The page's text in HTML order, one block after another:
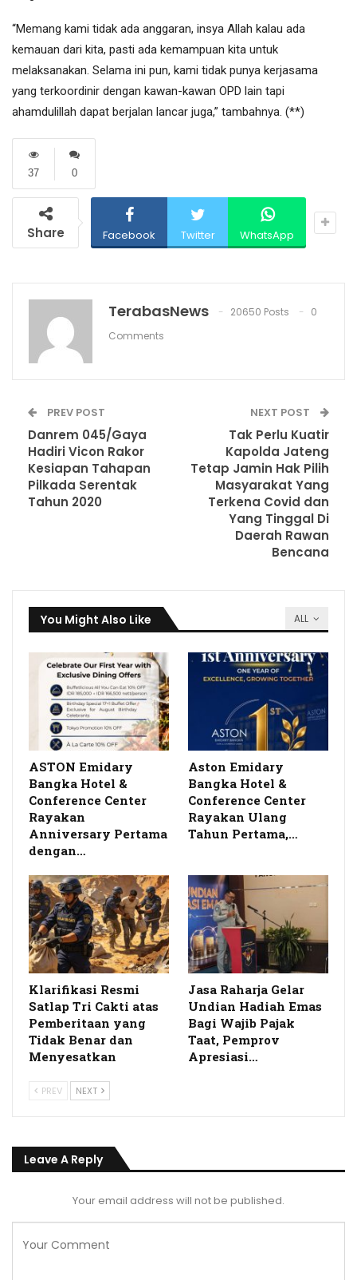
“Memang kami tidak ada anggaran, insya Allah kalau ada
kemauan dari kita, pasti ada kemampuan kita untuk
melaksanakan. Selama ini pun, kami tidak punya kerjasama
yang terkoordinir dengan kawan-kawan OPD lain tapi
ahamdulillah dapat berjalan lancar juga,” tambahnya. (**)
0
37
Share Facebook Twitter WhatsApp
TerabasNews 20650 Posts
0
Comments
PREV POST
Danrem 045/Gaya
Hadiri Vicon Rakor
Kesiapan Tahapan
Pilkada Serentak
Tahun 2020
NEXT POST
Tak Perlu Kuatir
Kapolda Jateng
Tetap Jamin Hak Pilih
Masyarakat Yang
Terkena Covid dan
Yang Tinggal Di
Daerah Rawan
Bencana
ALL
You Might Also Like
ASTON Emidary
Bangka Hotel &
Conference Center
Rayakan
Anniversary Pertama
dengan…
Aston Emidary
Bangka Hotel &
Conference Center
Rayakan Ulang
Tahun Pertama,…
Klarifikasi Resmi
Satlap Tri Cakti atas
Pemberitaan yang
Tidak Benar dan
Menyesatkan
Jasa Raharja Gelar
Undian Hadiah Emas
Bagi Wajib Pajak
Taat, Pemprov
Apresiasi…
PREV NEXT
Leave A Reply
Your email address will not be published.